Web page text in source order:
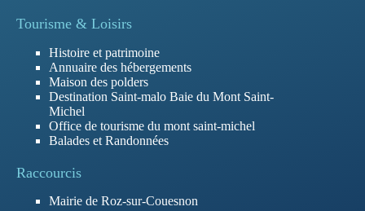
Tourisme & Loisirs
Histoire et patrimoine
Annuaire des hébergements
Maison des polders
Destination Saint-malo Baie du Mont Saint-
Michel
Office de tourisme du mont saint-michel
Balades et Randonnées
Raccourcis
Mairie de Roz-sur-Couesnon